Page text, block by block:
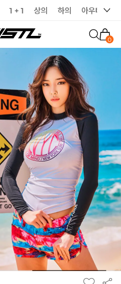
1 + 1 상의 하의 아우터
0